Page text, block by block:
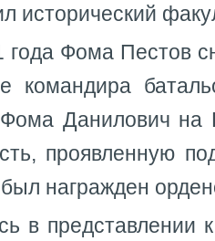
исторический
Фома Пестов
командира
Данилович на
проявленную
награжден
в